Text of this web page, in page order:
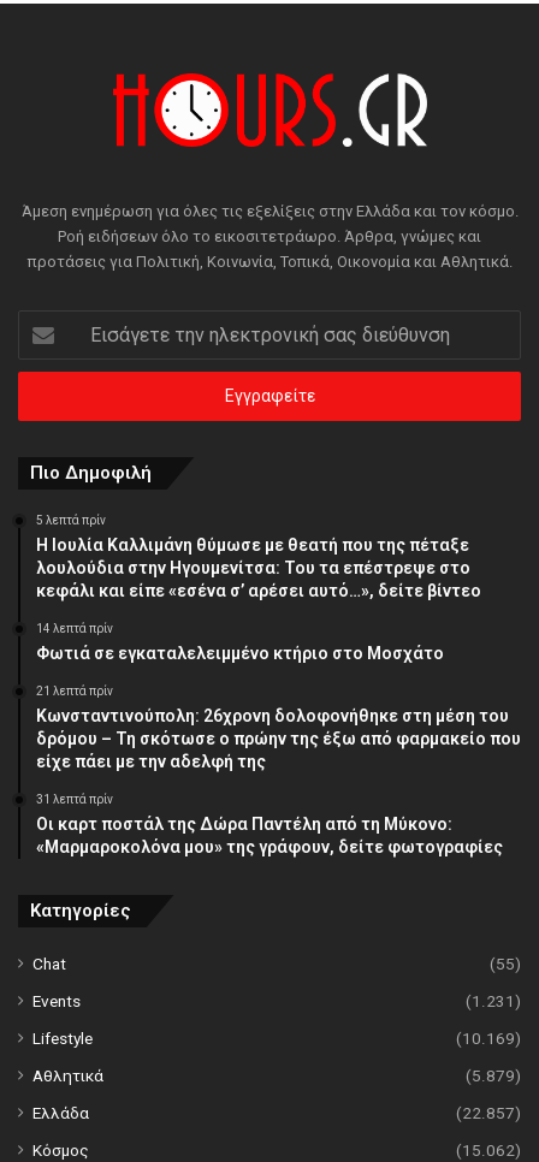
Άμεση ενημέρωση για όλες τις εξελίξεις στην Ελλάδα και τον κόσμο.
Ροή ειδήσεων όλο το εικοσιτετράωρο. Άρθρα, γνώμες και
προτάσεις για Πολιτική, Κοινωνία, Τοπικά, Οικονομία και Αθλητικά.
Εισάγετε
την
ηλεκτρονική
διεύθυνση
Πιο Δημοφιλή
5 λεπτά πρίν
Η Ιουλία Καλλιμάνη θύμωσε με θεατή που της πέταξε
λουλούδια στην Ηγουμενίτσα: Του τα επέστρεψε στο
κεφάλι και είπε «εσένα σ’ αρέσει αυτό…», δείτε βίντεο
14 λεπτά πρίν
Φωτιά σε εγκαταλελειμμένο κτήριο στο Μοσχάτο
21 λεπτά πρίν
Κωνσταντινούπολη: 26χρονη δολοφονήθηκε στη μέση του
δρόμου – Τη σκότωσε ο πρώην της έξω από φαρμακείο που
είχε πάει με την αδελφή της
31 λεπτά πρίν
Οι καρτ ποστάλ της Δώρα Παντέλη από τη Μύκονο:
«Μαρμαροκολόνα μου» της γράφουν, δείτε φωτογραφίες
Κατηγορίες
Chat
(55)
Events
(1.231)
Lifestyle
(10.169)
Αθλητικά
(5.879)
Ελλάδα
(22.857)
Κόσμος
(15.062)